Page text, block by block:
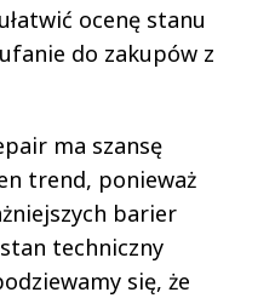
ocenę stanu
do zakupów z
ma szansę
trend, ponieważ
barier
techniczny
się, że